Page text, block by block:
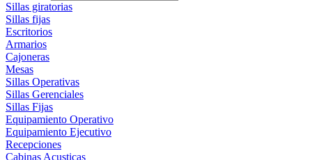
Sillas giratorias
Sillas fijas
Escritorios
Armarios
Cajoneras
Mesas
Sillas Operativas
Sillas Gerenciales
Sillas Fijas
Equipamiento Operativo
Equipamiento Ejecutivo
Recepciones
Cabinas Acusticas